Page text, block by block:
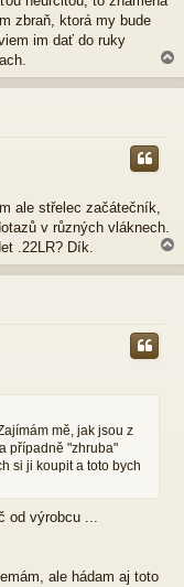
zbraň, ktorá my bude
im dať do ruky
a
h
ale střelec začátečník,
v různých vláknech.
.22LR? Dík.
a
h
mě, jak jsou z
případně "zhruba"
si ji koupit a toto bych
od výrobcu ...
ale hádam aj toto